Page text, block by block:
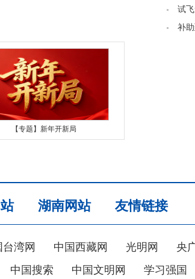
【专题】新年开新局
试
集
补
湖南网站 友情链接
台湾网 中国西藏网 光明网 央
中国搜索 中国文明网 学习强国